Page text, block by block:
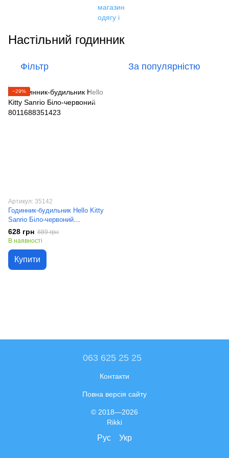
Настільний годинник
Фільтр За популярністю
−29%
Артикул: 35142
Годинник-будильник Hello Kitty
Sanrio Біло-червоний
8011688351423
628 грн 889 грн
В наявності
Купити
063 625 25 25
Контакти
Повна версія сайту
© 2018—2026
Rikki
Рус Укр